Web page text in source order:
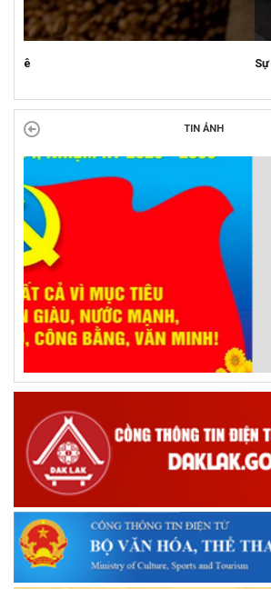
Sự kiện mở màn Mùa du lịch 2026 tại Đắk Lắk
TIN ẢNH